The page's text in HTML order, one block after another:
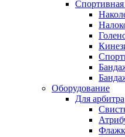
Спортивная
Оборудование
Для арбитра